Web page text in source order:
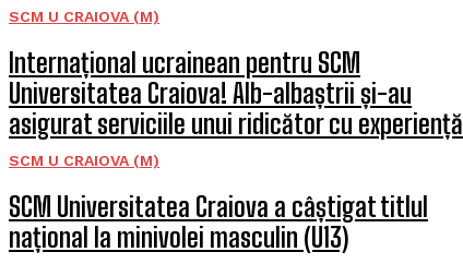
SCM U CRAIOVA (M)
Internațional ucrainean pentru SCM
Universitatea Craiova! Alb-albaștrii și-au
asigurat serviciile unui ridicător cu experiență
SCM U CRAIOVA (M)
SCM Universitatea Craiova a câștigat titlul
național la minivolei masculin (U13)